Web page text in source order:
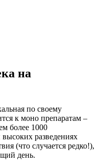
на
по своему
к моно препаратам –
более 1000
разведениях
(что случается редко!),
день.